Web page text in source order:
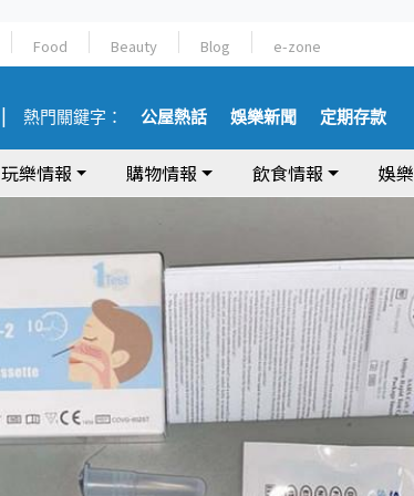
Food Beauty Blog e-zone
熱門關鍵字： 公屋熱話 娛樂新聞 定期存款
玩樂情報 購物情報 飲食情報 娛樂